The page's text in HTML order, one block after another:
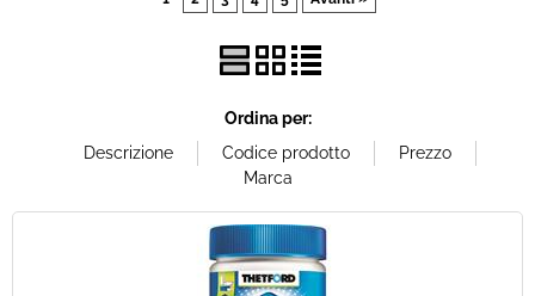
Convenzioni
La nostra Officina
Veicoli Pronta consegna
Lavora Con Noi
Ordina per: